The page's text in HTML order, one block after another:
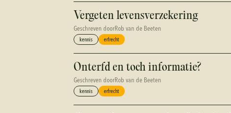
Vergeten levensverzekering
Geschreven doorRob van de Beeten
kennis erfrecht
Onterfd en toch informatie?
Geschreven doorRob van de Beeten
kennis erfrecht